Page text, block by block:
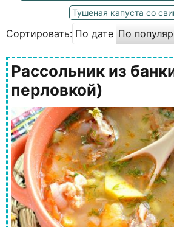
Тушеная капуста со
Сортировать: По дате По
Рассольник из
перловкой)